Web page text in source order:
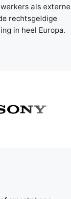
als externe
rechtsgeldige
in heel Europa.